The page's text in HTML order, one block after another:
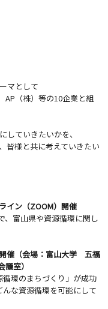
マとして
（株）等の10企業と組
していきたいかを、
皆様と共に考えていきたい
ライン（ZOOM）開催
、富山県や資源循環に関し
催（会場：富山大学 五福
室）
環のまちづくり」が成功
な資源循環を可能にして